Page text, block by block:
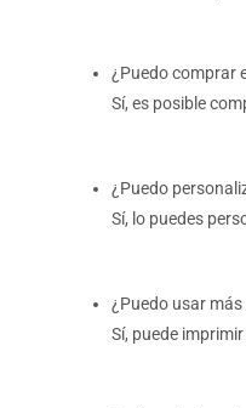
¿Puedo comprar
Sí, es posible
¿Puedo
Sí, lo puedes
¿Puedo usar
Sí, puede